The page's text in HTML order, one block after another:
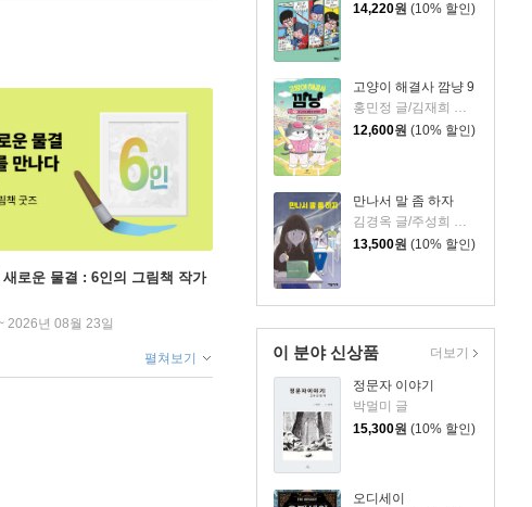
14,220원 (10% 할인)
고양이 해결사 깜냥 9
12,600원 (10% 할인)
만나서 말 좀 하자
13,500원 (10% 할인)
이 분야 신상품
정문자 이야기
박멀미 글
15,300원 (10% 할인)
오디세이
더보기
로운 물결 : 6인의 그림책 작가
2026년 08월 23일
펼쳐보기